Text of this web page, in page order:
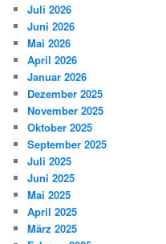
Juli 2026
Juni 2026
Mai 2026
April 2026
Januar 2026
Dezember 2025
November 2025
Oktober 2025
September 2025
Juli 2025
Juni 2025
Mai 2025
April 2025
März 2025